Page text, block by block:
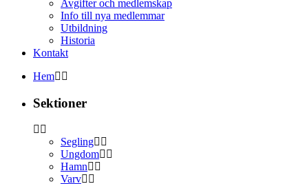
Avgifter och medlemskap
Info till nya medlemmar
Utbildning
Historia
Kontakt
Hem
Sektioner
Segling
Ungdom
Hamn
Varv